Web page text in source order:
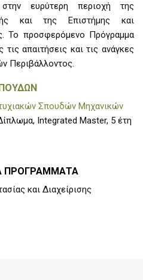
στην ευρύτερη περιοχή της
και της Επιστήμης και
Το προσφερόμενο Πρόγραμμα
απαιτήσεις και τις ανάγκες
Περιβάλλοντος.
Σπουδών Μηχανικών
Integrated Master, 5 έτη
ΠΡΟΓΡΑΜΜΑΤΑ
και Διαχείρισης